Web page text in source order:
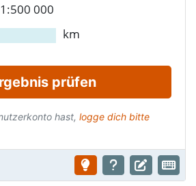
000
km
prüfen
hast, logge dich bitte